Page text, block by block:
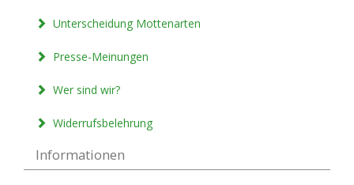
Unterscheidung Mottenarten
Presse-Meinungen
Wer sind wir?
Widerrufsbelehrung
Informationen